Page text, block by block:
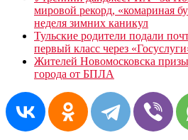
мировой рекорд, «комариная
неделя зимних каникул
Тульские родители подали
первый класс через
Жителей Новомосковска
города от БПЛА